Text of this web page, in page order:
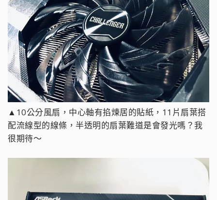
▲10公分風扇，中心軸有掐煉居的貼紙，11片扇葉搭
配流線型的線條，半透明的扇葉難道是會發光嗎？我
很期待～